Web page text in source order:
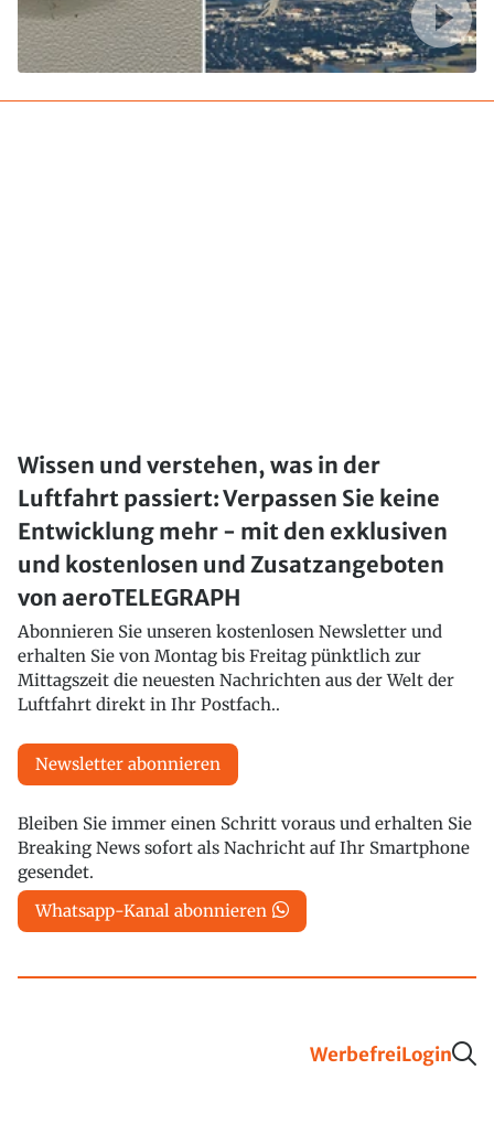
Wissen und verstehen, was in der
Luftfahrt passiert: Verpassen Sie keine
Entwicklung mehr - mit den exklusiven
und kostenlosen und Zusatzangeboten
von aeroTELEGRAPH
Abonnieren Sie unseren kostenlosen Newsletter und
erhalten Sie von Montag bis Freitag pünktlich zur
Mittagszeit die neuesten Nachrichten aus der Welt der
Luftfahrt direkt in Ihr Postfach..
Newsletter abonnieren
Bleiben Sie immer einen Schritt voraus und erhalten Sie
Breaking News sofort als Nachricht auf Ihr Smartphone
gesendet.
Whatsapp-Kanal abonnieren
WerbefreiLogin